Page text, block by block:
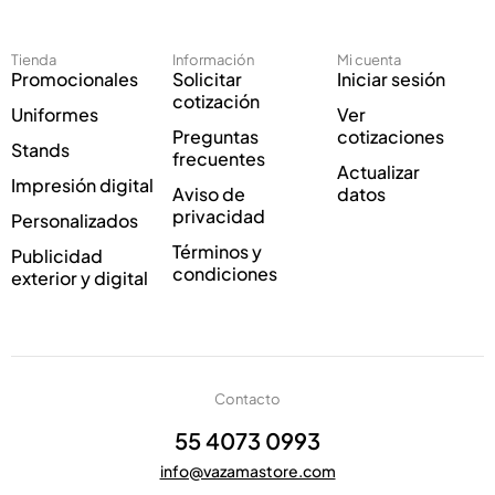
n
i
c
o
*
Tienda
Promocionales
Uniformes
Stands
Impresión digital
Personalizados
Publicidad
exterior y digital
Información
Solicitar
cotización
Preguntas
frecuentes
Aviso de
privacidad
Términos y
condiciones
Mi cuenta
Iniciar sesión
Ver
cotizaciones
Actualizar
datos
Contacto
55 4073 0993
info@vazamastore.com